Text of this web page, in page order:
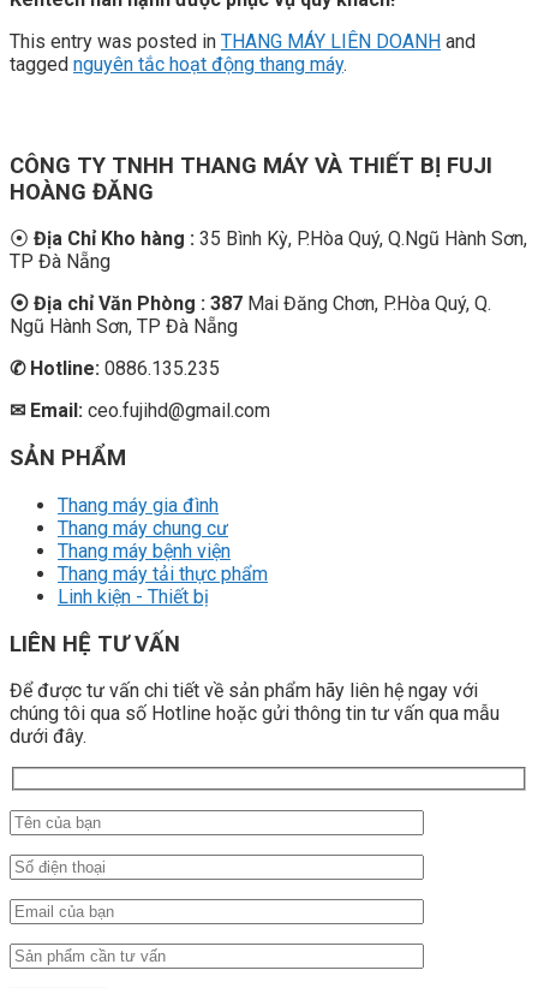
This entry was posted in THANG MÁY LIÊN DOANH and
tagged nguyên tắc hoạt động thang máy.
CÔNG TY TNHH THANG MÁY VÀ THIẾT BỊ FUJI
HOÀNG ĐĂNG
⦿ Địa Chỉ Kho hàng : 35 Bình Kỳ, P.Hòa Quý, Q.Ngũ Hành Sơn,
TP Đà Nẵng
⦿ Địa chỉ Văn Phòng : 387 Mai Đăng Chơn, P.Hòa Quý, Q.
Ngũ Hành Sơn, TP Đà Nẵng
✆Hotline: 0886.135.235
✉ Email: ceo.fujihd@gmail.com
SẢN PHẨM
Thang máy gia đình
Thang máy chung cư
Thang máy bệnh viện
Thang máy tải thực phẩm
Linh kiện - Thiết bị
LIÊN HỆ TƯ VẤN
Để được tư vấn chi tiết về sản phẩm hãy liên hệ ngay với
chúng tôi qua số Hotline hoặc gửi thông tin tư vấn qua mẫu
dưới đây.